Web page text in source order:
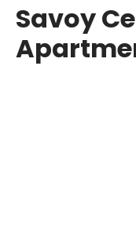
Savoy